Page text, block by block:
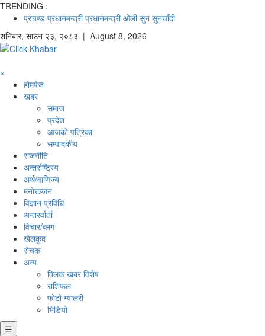
TRENDING :
प्रचण्ड प्रधानमन्त्री प्रधानमन्त्री ओली सुन सुनचाँदी
शनिबार, साउन २३, २०८३ | August 8, 2026
×
होमपेज
खबर
समाज
प्रदेश
आजको पत्रिका
सम्पादकीय
राजनीति
अन्तर्राष्ट्रिय
अर्थ/वाणिज्य
मनाेरञ्जन
विज्ञान प्रविधि
अन्तरर्वार्ता
विचार/ब्लग
खेलकुद
रोचक
अन्य
क्लिक खबर विशेष
राशिफल
फोटो ग्यालरी
भिडियो
☰